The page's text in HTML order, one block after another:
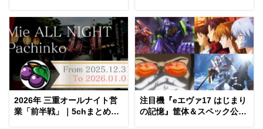
間、好感触のフェアスター
ト、原作愛溢れる演出に感動
etc…
2026年 三重オールナイト営
業「前半戦」｜5chまとめ＆
注目機『eエヴァ17 はじまり
の記憶』筐体＆スペック公開